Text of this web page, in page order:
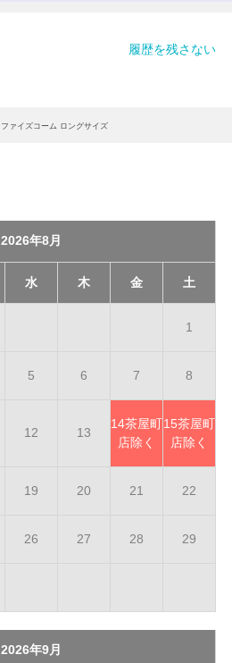
履歴を残さない
ファイズコーム ロングサイズ
2026年8月
水 木 金 土
1
5 6 7 8
12 13
14茶屋町
店除く
15茶屋町
店除く
19 20 21 22
26 27 28 29
2026年9月